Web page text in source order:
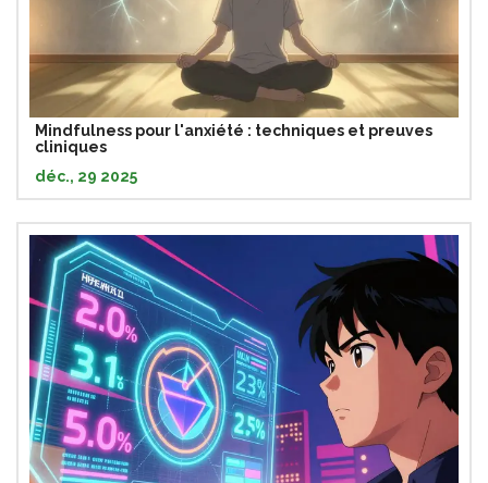
Mindfulness pour l'anxiété : techniques et preuves
cliniques
déc., 29 2025